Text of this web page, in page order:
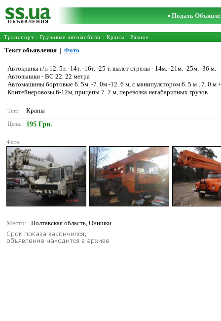
ОБЪЯВЛЕНИЯ
Подать
Транспорт : Грузовые автомобили : Краны : Разное
Текст обьявления | Фото
Автокраны г/п 12. 5т. -14т. -16т. -25 т. вылет стрелы - 14м. -21м. -25м. -36 м.
Автовышки - ВС 22. 22 метра
Автомашины бортовые 6. 5м. -7. 0м -12. 6 м, с манипулятором 6. 5 м , 7. 0 м
Контейнеровозы 6-12м, прицепы 7. 2 м, перевозка негабаритных грузов
Тип: Краны
Цена: 195 Грн.
Фото:
Место: Полтавская область, Онишки